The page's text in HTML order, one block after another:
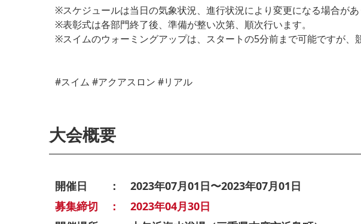
※スケジュールは当日の気象状況、進行状況により変更になる場合が
※表彰式は各部門終了後、準備が整い次第、順次行います。
※スイムのウォーミングアップは、スタートの5分前まで可能ですが、
#スイム #アクアスロン #リアル
大会概要
開催日 ： 2023年07月01日〜2023年07月01日
募集締切 ： 2023年04月30日